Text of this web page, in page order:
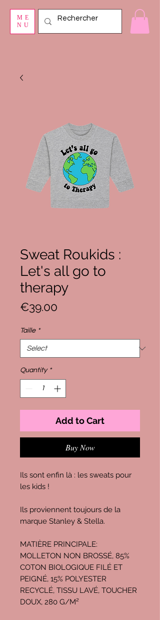
ME
NU
Sweat Roukids :
Let's all go to
therapy
€39.00
Taille *
Quantity *
Add to Cart
Buy Now
Ils sont enfin là : les sweats pour
les kids !
Ils proviennent toujours de la
marque Stanley & Stella.
MATIÈRE PRINCIPALE:
MOLLETON NON BROSSÉ, 85%
COTON BIOLOGIQUE FILÉ ET
PEIGNÉ, 15% POLYESTER
RECYCLÉ, TISSU LAVÉ, TOUCHER
DOUX, 280 G/M²